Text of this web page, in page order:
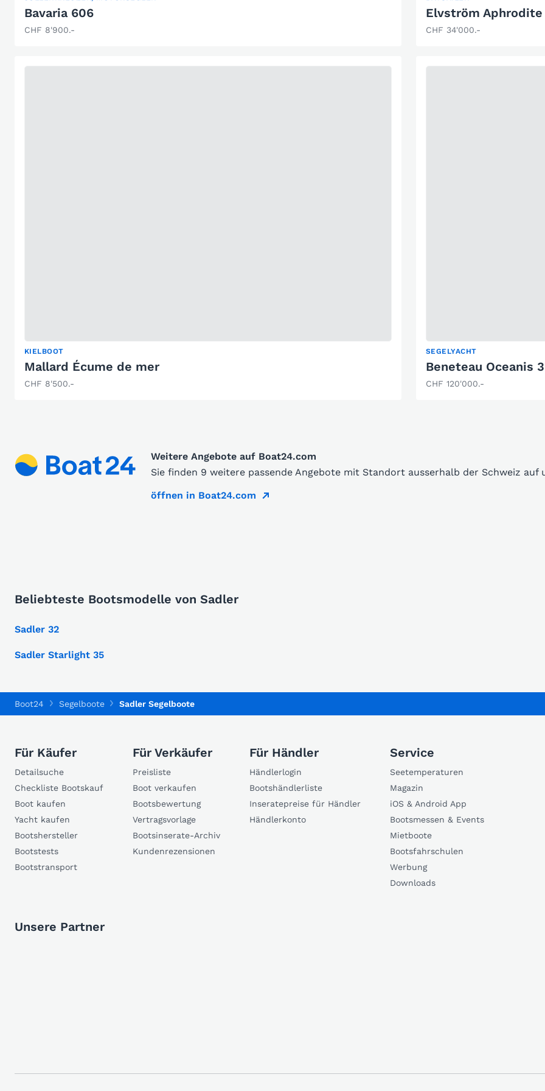
Bavaria 606
CHF 8'900.-
Elvström Aphrodite
CHF 34'000.-
KIELBOOT
Mallard Écume de mer
CHF 8'500.-
SEGELYACHT
Beneteau Oceanis
CHF 120'000.-
Weitere Angebote auf Boat24.com
Sie finden 9 weitere passende Angebote mit Standort ausserhalb der Schweiz
öffnen in Boat24.com
Beliebteste Bootsmodelle von Sadler
Sadler 32
Sadler Starlight 35
Boot24 Segelboote Sadler Segelboote
Für Käufer
Detailsuche
Checkliste Bootskauf
Boot kaufen
Yacht kaufen
Bootshersteller
Bootstests
Bootstransport
Für Verkäufer
Preisliste
Boot verkaufen
Bootsbewertung
Vertragsvorlage
Bootsinserate-Archiv
Kundenrezensionen
Für Händler
Händlerlogin
Bootshändlerliste
Inseratepreise für Händler
Händlerkonto
Service
Seetemperaturen
Magazin
iOS & Android App
Bootsmessen & Events
Mietboote
Bootsfahrschulen
Werbung
Downloads
Unsere Partner